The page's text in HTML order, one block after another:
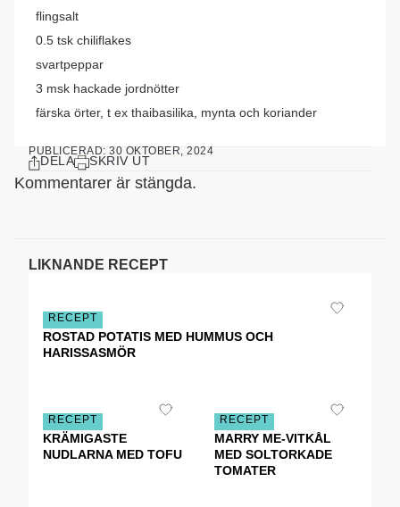
flingsalt
0.5 tsk chiliflakes
svartpeppar
3 msk hackade jordnötter
färska örter, t ex thaibasilika, mynta och koriander
PUBLICERAD: 30 OKTOBER, 2024
DELA SKRIV UT
Kommentarer är stängda.
LIKNANDE RECEPT
RECEPT
ROSTAD POTATIS MED HUMMUS OCH
HARISSASMÖR
RECEPT
KRÄMIGASTE
NUDLARNA MED TOFU
RECEPT
MARRY ME-VITKÅL
MED SOLTORKADE
TOMATER